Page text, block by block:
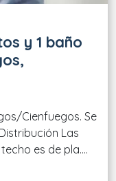
y 1 baño
Cienfuegos. Se
Las
es de pla....